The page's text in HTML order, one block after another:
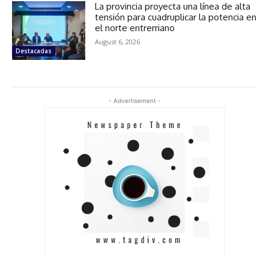
Destacadas
La provincia proyecta una línea de alta
tensión para cuadruplicar la potencia en
el norte entrerriano
August 6, 2026
- Advertisement -